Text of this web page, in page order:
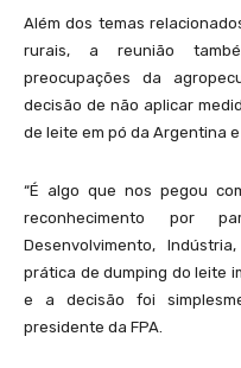
Além dos temas
rurais, a reunião
preocupações da
decisão de não aplicar
de leite em pó da Argentina
“É algo que nos pegou
reconhecimento por
Desenvolvimento,
prática de dumping do leite
e a decisão foi
presidente da FPA.